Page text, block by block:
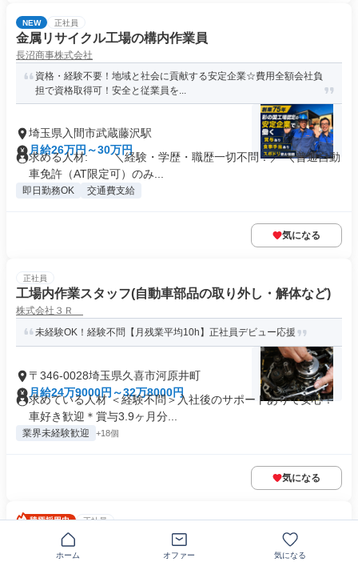
NEW 正社員
金属リサイクル工場の構内作業員
長沼商事株式会社
資格・経験不要！地域と社会に貢献する安定企業☆費用全額会社負
担で資格取得可！安全と従業員を...
埼玉県入間市武蔵藤沢駅
月給26万円～30万円
求める人材: ＼経験・学歴・職歴一切不問！／ ＼普通自動
車免許（AT限定可）のみ...
即日勤務OK 交通費支給
気になる
正社員
工場内作業スタッフ(自動車部品の取り外し・解体など)
株式会社３Ｒ
未経験OK！経験不問【月残業平均10h】正社員デビュー応援
〒346-0028埼玉県久喜市河原井町
月給24万9000円～32万8000円
求めている人材 ＜経験不問＞入社後のサポートありで安心！
車好き歓迎＊賞与3.9ヶ月分...
業界未経験歓迎 +18個
気になる
正社員
中古車オークション会場にてカーバイヤー業務(中古車買
い付け)ホーム オファー 気になる